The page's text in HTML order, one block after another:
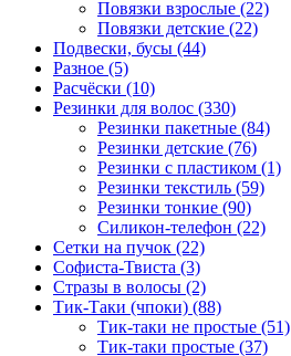
Повязки взрослые (22)
Повязки детские (22)
Подвески, бусы (44)
Разное (5)
Расчёски (10)
Резинки для волос (330)
Резинки пакетные (84)
Резинки детские (76)
Резинки с пластиком (1)
Резинки текстиль (59)
Резинки тонкие (90)
Силикон-телефон (22)
Сетки на пучок (22)
Софиста-Твиста (3)
Стразы в волосы (2)
Тик-Таки (чпоки) (88)
Тик-таки не простые (51)
Тик-таки простые (37)